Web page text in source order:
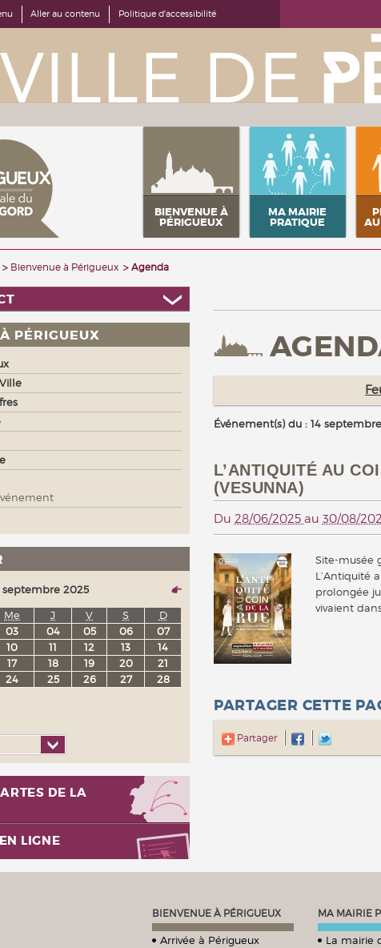
Aller au contenu Politique d'accessibilité
BIENVENUE À
PÉRIGUEUX
MA MAIRIE
PRATIQUE
Bienvenue à Périgueux Agenda
Événement(s) du : 14
L’ANTIQUITÉ AU
(VESUNNA)
Du 28/06/2025 au 30/08/
Site-musée
L’Antiquité
prolongée
vivaient
PARTAGER CETTE
Partager
PÉRIGUEUX
septembre 2025
Me J V S
D
03 04 05 06
07
10 11 12 13
14
17 18 19 20
21
24 25 26 27
28
DE LA
LIGNE
BIENVENUE À PÉRIGUEUX
Arrivée à Périgueux
MA MAIRIE
La mairie